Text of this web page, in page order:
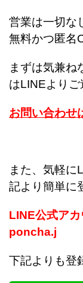
営業は一切な
無料かつ匿名
まずは気兼ね
はLINEよりご
お問い合わせ
また、気軽に
記より簡単に
LINE公式ア
poncha.j
下記よりも登